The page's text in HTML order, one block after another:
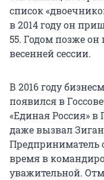
список
в 2014 году он
55. Годом позже он
весенней сессии.
В 2016 году
появился в
«Единая Россия»
даже вызвал
Предприниматель
время в
уважительной.